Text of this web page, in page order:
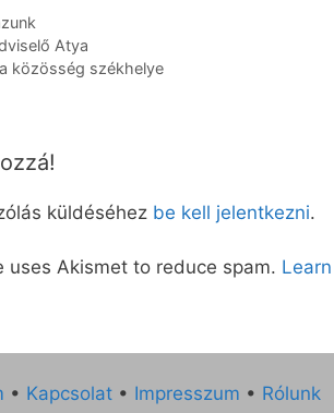
Atya
közösség székhelye
küldéséhez be kell jelentkezni.
uses Akismet to reduce spam.
• Kapcsolat • Impresszum • Rólunk